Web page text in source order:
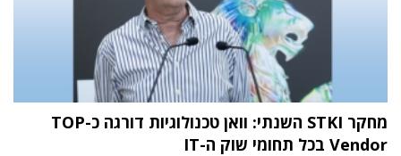
מחקר STKI השנתי: וואן טכנולוגיות דורגה כ-TOP
Vendor בכל תחומי שוק ה-IT